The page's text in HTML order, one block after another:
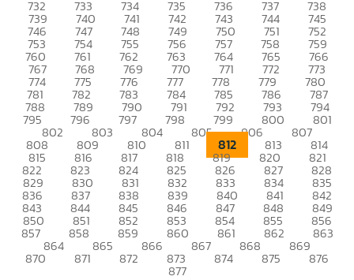
732 733 734 735 736 737 738
739 740 741 742 743 744 745
746 747 748 749 750 751 752
753 754 755 756 757 758 759
760 761 762 763 764 765 766
767 768 769 770 771 772 773
774 775 776 777 778 779 780
781 782 783 784 785 786 787
788 789 790 791 792 793 794
795 796 797 798 799 800 801
802 803 804 805 806 807
808 809 810 811 812 813 814
815 816 817 818 819 820 821
822 823 824 825 826 827 828
829 830 831 832 833 834 835
836 837 838 839 840 841 842
843 844 845 846 847 848 849
850 851 852 853 854 855 856
857 858 859 860 861 862 863
864 865 866 867 868 869
870 871 872 873 874 875 876
877